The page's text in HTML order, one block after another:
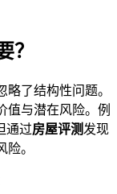
？
了结构性问题。
值与潜在风险。例
通过房屋评测发现
。